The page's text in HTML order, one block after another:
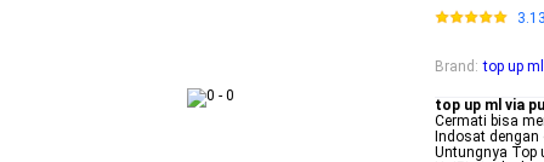
Brand : top up
top up ml via
Cermati bisa
Indosat
Untungnya Top